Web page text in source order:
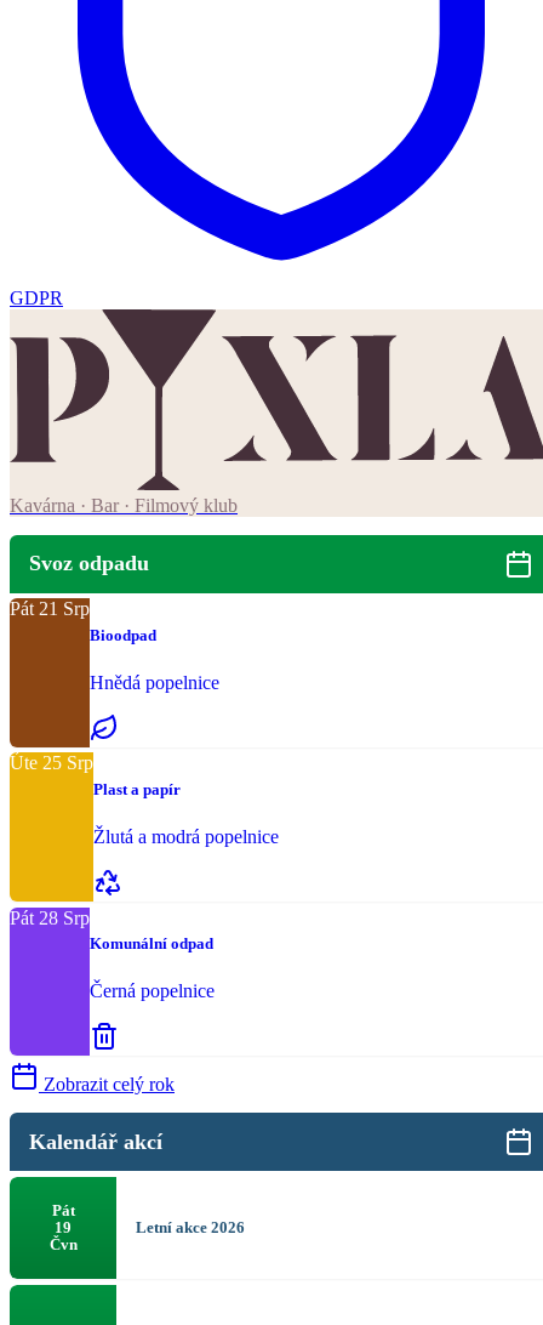
GDPR
Kavárna · Bar · Filmový klub
Svoz odpadu
Pát 21 Srp
Bioodpad
Hnědá popelnice
Úte 25 Srp
Plast a papír
Žlutá a modrá popelnice
Pát 28 Srp
Komunální odpad
Černá popelnice
Zobrazit celý rok
Kalendář akcí
Pát
19
Čvn
Letní akce 2026